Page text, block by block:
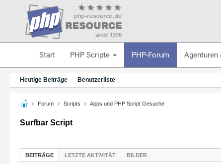
Start PHP Scripte PHP-Forum Agenturen
Heutige Beiträge Benutzerliste
Forum Scripts Apps und PHP Script Gesuche
Surfbar Script
BEITRÄGE LETZTE AKTIVITÄT BILDER